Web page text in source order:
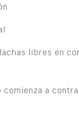
libres en
a